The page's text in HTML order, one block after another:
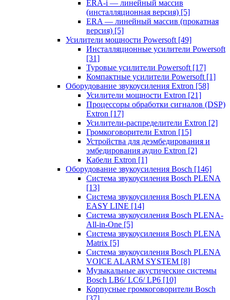
ERA-i — линейный массив
(инсталляционная версия) [5]
ERA — линейный массив (прокатная
версия) [5]
Усилители мощности Powersoft [49]
Инсталляционные усилители Powersoft
[31]
Туровые усилители Powersoft [17]
Компактные усилители Powersoft [1]
Оборудование звукоусиления Extron [58]
Усилители мощности Extron [21]
Процессоры обработки сигналов (DSP)
Extron [17]
Усилители-распределители Extron [2]
Громкоговорители Extron [15]
Устройства для деэмбедирования и
эмбедирования аудио Extron [2]
Кабели Extron [1]
Оборудование звукоусиления Bosch [146]
Система звукоусиления Bosch PLENA
[13]
Система звукоусиления Bosch PLENA
EASY LINE [14]
Система звукоусиления Bosch PLENA-
All-in-One [5]
Система звукоусиления Bosch PLENA
Matrix [5]
Система звукоусиления Bosch PLENA
VOICE ALARM SYSTEM [8]
Музыкальные акустические системы
Bosch LB6/ LC6/ LP6 [10]
Корпусные громкоговорители Bosch
[37]